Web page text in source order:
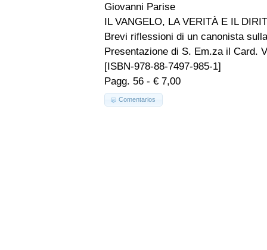
Giovanni Parise
IL VANGELO, LA VERITÀ E IL
Brevi riflessioni di un canonista
Presentazione di S. Em.za il Card.
[ISBN-978-88-7497-985-1]
Pagg. 56 - € 7,00
Comentarios